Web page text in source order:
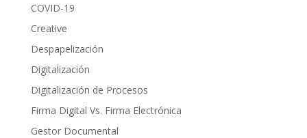
COVID-19
Creative
Despapelización
Digitalización
Digitalización de Procesos
Firma Digital Vs. Firma Electrónica
Gestor Documental